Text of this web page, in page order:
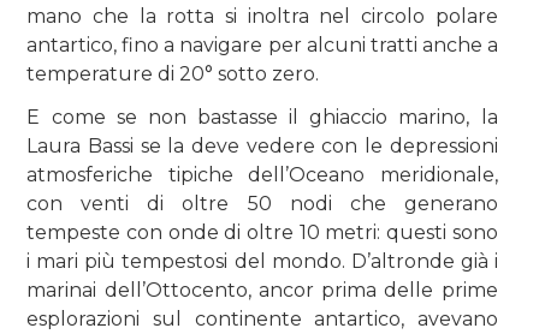
mano che la rotta si inoltra nel circolo polare
antartico, fino a navigare per alcuni tratti anche a
temperature di 20° sotto zero.
E come se non bastasse il ghiaccio marino, la
Laura Bassi se la deve vedere con le depressioni
atmosferiche tipiche dell’Oceano meridionale,
con venti di oltre 50 nodi che generano
tempeste con onde di oltre 10 metri: questi sono
i mari più tempestosi del mondo. D’altronde già i
marinai dell’Ottocento, ancor prima delle prime
esplorazioni sul continente antartico, avevano